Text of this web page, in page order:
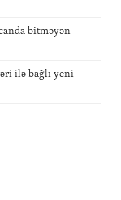
bitməyən
ilə bağlı yeni